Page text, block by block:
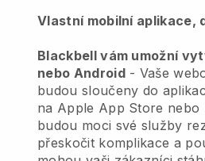
Vlastní mobilní aplikace,
Blackbell vám umožní
nebo Android- Vaše
budou sloučeny do
na Apple App Store nebo
budou moci své služby
přeskočit komplikace a